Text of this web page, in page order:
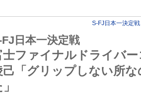
S-FJ日本一決定戦
FJ日本一決定戦
士ファイナルドライバ
己「グリップしない所